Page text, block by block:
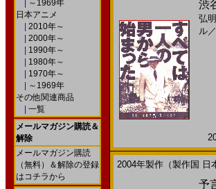
～1969年
日本アニメ
2010年～
2000年～
1990年～
1980年～
1970年～
～1969年
その他関連商品
一覧
メールマガジン購読＆
解除
メールマガジン購読
（無料）＆解除の登録
はコチラから
渋
弘明
ル／
2004年製作（製作国 日
予